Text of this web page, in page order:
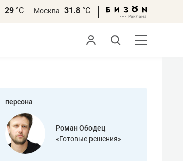
29 °С Москва 31.8 °С
персона
Роман Ободец
«Готовые решения»